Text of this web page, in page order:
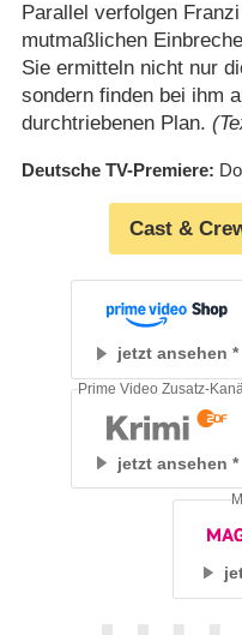
Parallel verfolgen
mutmaßlichen
Sie ermitteln nicht nur
sondern finden bei ihm
durchtriebenen Plan.
Deutsche TV-Premiere
Cast &
jetzt ansehen
jetzt ansehen
Prime Video Zusatz-